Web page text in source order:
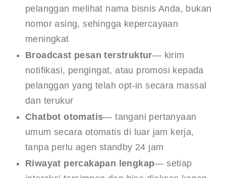
pelanggan melihat nama bisnis Anda, bukan
nomor asing, sehingga kepercayaan
meningkat
Broadcast pesan terstruktur— kirim
notifikasi, pengingat, atau promosi kepada
pelanggan yang telah opt-in secara massal
dan terukur
Chatbot otomatis— tangani pertanyaan
umum secara otomatis di luar jam kerja,
tanpa perlu agen standby 24 jam
Riwayat percakapan lengkap— setiap